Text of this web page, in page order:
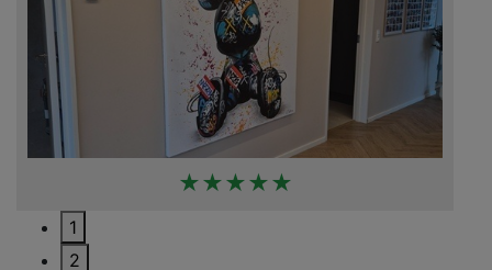
★★★★★
1
2